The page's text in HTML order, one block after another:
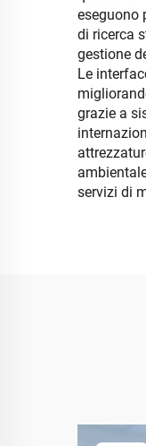
eseguono
di ricerca
gestione
Le
grazie a
servizi di